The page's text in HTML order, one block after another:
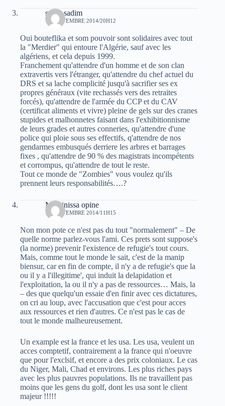
sarah sadim
10 SEPTEMBRE 2014/20H12
Oui bouteflika et som pouvoir sont solidaires avec tout
la "Merdier" qui entoure l'Algérie, sauf avec les
algériens, et cela depuis 1999.
Franchement qu'attendre d'un homme et de son clan
extravertis vers l'étranger, qu'attendre du chef actuel du
DRS et sa lache complicité jusqu'à sacrifier ses ex
propres généraux (vite rechassés vers des retraites
forcés), qu'attendre de l'armée du CCP et du CAV
(certificat aliments et vivre) pleine de gels sur des cranes
stupides et malhonnetes faisant dans l'exhibitionnisme
de leurs grades et autres conneries, qu'attendre d'une
police qui ploie sous ses effectifs, q'attendre de nos
gendarmes embusqués derriere les arbres et barrages
fixes , qu'attendre de 90 % des magistrats incompétents
et corrompus, qu'attendre de tout le reste.
Tout ce monde de "Zombies" vous voulez qu'ils
prennent leurs responsabilités….?
Massinissa opine
12 SEPTEMBRE 2014/11H15
Non mon pote ce n'est pas du tout "normalement" – De
quelle norme parlez-vous l'ami. Ces prets sont suppose's
(la norme) prevenir l'existence de refugie's tout cours.
Mais, comme tout le monde le sait, c'est de la manip
biensur, car en fin de compte, il n'y a de refugie's que la
ou il y a l'illegitime', qui induit la delapidation et
l'exploitation, la ou il n'y a pas de ressources… Mais, la
– des que quelqu'un essaie d'en finir avec ces dictatures,
on cri au loup, avec l'accusation que c'est pour acces
aux ressources et rien d'autres. Ce n'est pas le cas de
tout le monde malheureusement.
Un example est la france et les usa. Les usa, veulent un
acces comptetif, contrairement a la france qui n'oeuvre
que pour l'exclsif, et encore a des prix coloniaux. Le cas
du Niger, Mali, Chad et environs. Les plus riches pays
avec les plus pauvres populations. Ils ne travaillent pas
moins que les gens du golf, dont les usa sont le client
majeur !!!!!